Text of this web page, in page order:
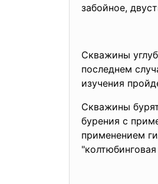
забойное,
Cкважины
последнем
изучения
Скважины
бурения с
применением